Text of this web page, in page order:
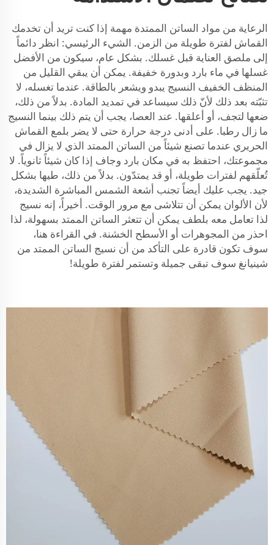
الرعاية من مواد الساتن الممتدة مهمة إذا كنت تريد أن تخدمك
القماش لفترة طويلة من الزمن. الشيء الرئيسي: انظر دائماً
إلى ملصق العناية قبل غسلك. بشكل عام، سيكون من الأفضل
غسلها في ماء بارد وبدورة خفيفة. يمكن أن يبقي القليل من
المنظف الخفيف النسيج يبدو ويشعر بالطاقة. عندما تغسله، لا
تثبّته بعد ذلك لأنّ ذلك سيساعد في تمديد المادة. بدلاً من ذلك،
ضعها لتجف، أو أعلقها. عند العصا، يجب أن يتم ذلك بينما النسيج
ما زال رطبا. على أدنى درجة حرارة حتى لا يضر بلمع القماش
الحريري عندما تصنع شيئاً من الساتن الممتد الذي لا يزال في
مجموعتك، احتفظ به في مكان بارد وجاف إذا كان شيئاً ثانوياً. لا
تُعلّقهم لفترات طويلة، أو قد يمتدّون. بدلاً من ذلك، طيها بشكل
جيد. يجب عليك أيضاً تجنب أشعة الشمس المباشرة الشديدة،
لأن الألوان يمكن أن تتلاشى مع مرور الوقت. أخيراً، إنه نسيج
لذا تعامل معه بلطف يمكن أن تتعثر الساتن الممتد بسهولة، لذا
احذر من المجوهرات أو الأسطح الخشنة. في القراءة هنا،
سوف تكون قادرة على التأكد من أن نسيج الساتن الممتد من
شينيانغ سوف تبقى جميلة وتستمر لفترة طويلة!